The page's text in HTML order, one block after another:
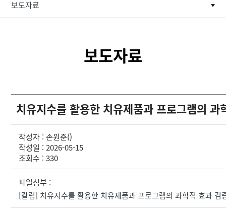
보도자료
보도자료
치유지수를 활용한 치유제품과 프로그램의 과
작성자 : 손원준()
작성일 : 2026-05-15
조회수 : 330
파일첨부 :
[칼럼] 치유지수를 활용한 치유제품과 프로그램의 과학적 효과 검